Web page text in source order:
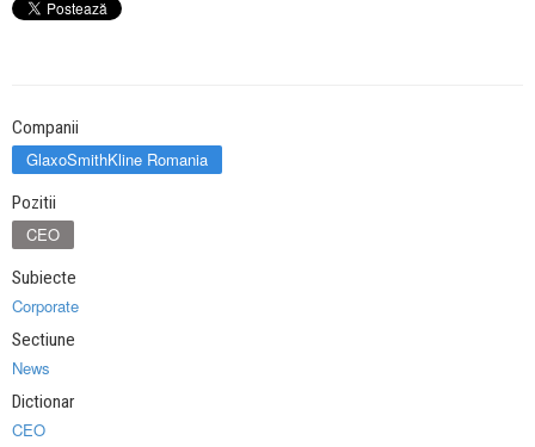
Companii
GlaxoSmithKline Romania
Pozitii
CEO
Subiecte
Corporate
Sectiune
News
Dictionar
CEO